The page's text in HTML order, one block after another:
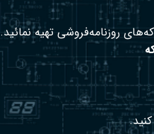
روزنامه‌فروشی تهیه نمائید.